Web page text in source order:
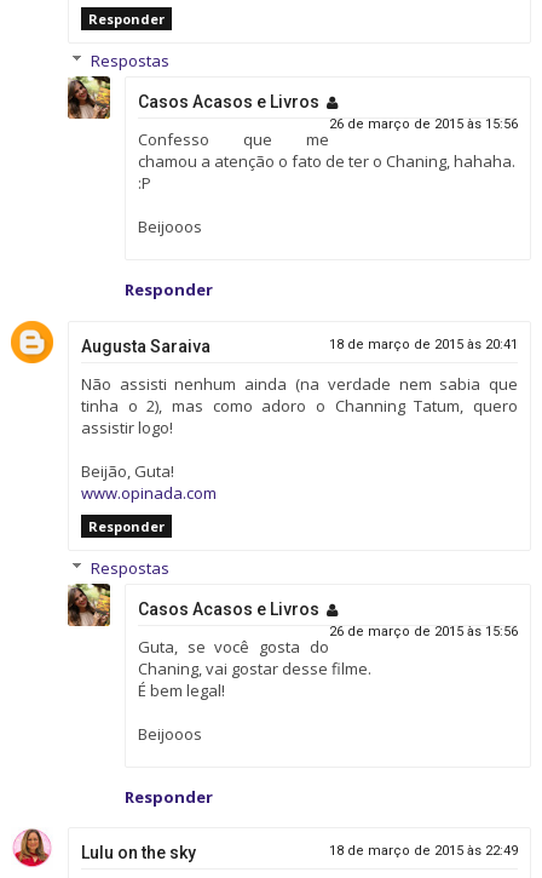
Responder
Respostas
Casos Acasos e Livros
26 de março de 2015 às 15:56
Confesso que me
chamou a atenção o fato de ter o Chaning, hahaha.
:P
Beijooos
Responder
Augusta Saraiva 18 de março de 2015 às 20:41
Não assisti nenhum ainda (na verdade nem sabia que
tinha o 2), mas como adoro o Channing Tatum, quero
assistir logo!
Beijão, Guta!
www.opinada.com
Responder
Respostas
Casos Acasos e Livros
26 de março de 2015 às 15:56
Guta, se você gosta do
Chaning, vai gostar desse filme.
É bem legal!
Beijooos
Responder
Lulu on the sky 18 de março de 2015 às 22:49